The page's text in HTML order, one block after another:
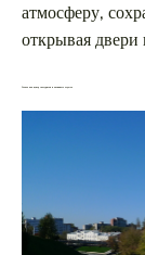
атмосферу,
открывая двери
Гомель как центр экотуризма и активного отдыха